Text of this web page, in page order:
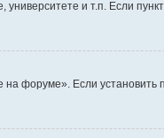
и т.п. Если
форуме». Если